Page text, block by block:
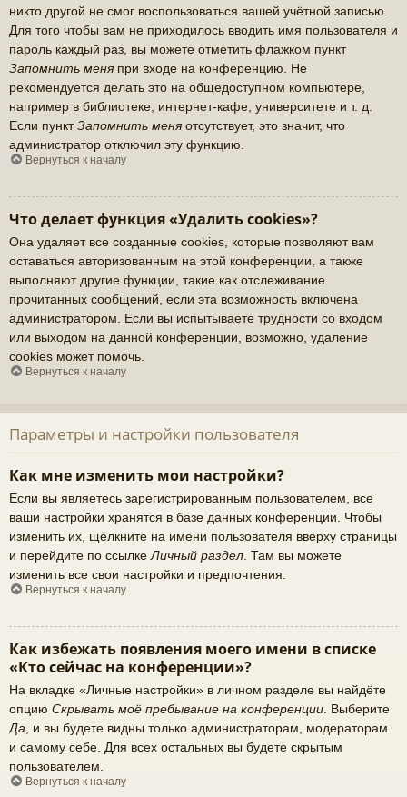
никто другой не смог воспользоваться вашей учётной записью.
Для того чтобы вам не приходилось вводить имя пользователя и
пароль каждый раз, вы можете отметить флажком пункт
Запомнить меня при входе на конференцию. Не
рекомендуется делать это на общедоступном компьютере,
например в библиотеке, интернет-кафе, университете и т. д.
Если пунктЗапомнить меня отсутствует, это значит, что
администратор отключил эту функцию.
Вернуться к началу
Что делает функция «Удалить cookies»?
Она удаляет все созданные cookies, которые позволяют вам
оставаться авторизованным на этой конференции, а также
выполняют другие функции, такие как отслеживание
прочитанных сообщений, если эта возможность включена
администратором. Если вы испытываете трудности со входом
или выходом на данной конференции, возможно, удаление
cookies может помочь.
Вернуться к началу
Параметры и настройки пользователя
Как мне изменить мои настройки?
Если вы являетесь зарегистрированным пользователем, все
ваши настройки хранятся в базе данных конференции. Чтобы
изменить их, щёлкните на имени пользователя вверху страницы
и перейдите по ссылкеЛичный раздел. Там вы можете
изменить все свои настройки и предпочтения.
Вернуться к началу
Как избежать появления моего имени в списке
«Кто сейчас на конференции»?
На вкладке «Личные настройки» в личном разделе вы найдёте
опцию Скрывать моё пребывание на конференции. Выберите
Да, и вы будете видны только администраторам, модераторам
и самому себе. Для всех остальных вы будете скрытым
пользователем.
Вернуться к началу